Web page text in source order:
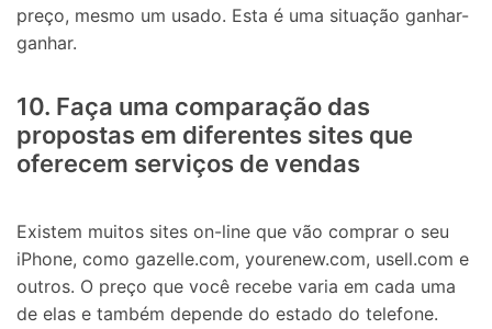
preço, mesmo um usado. Esta é uma situação ganhar-
ganhar.
10. Faça uma comparação das
propostas em diferentes sites que
oferecem serviços de vendas
Existem muitos sites on-line que vão comprar o seu
iPhone, como gazelle.com, yourenew.com, usell.com e
outros. O preço que você recebe varia em cada uma
de elas e também depende do estado do telefone.